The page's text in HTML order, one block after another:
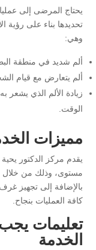
يحتاج المرضى إلى
تحديدها بناء على رؤية
وهي:
ألم شديد في منطقة
ألم يتعارض مع قيام
زيادة الألم الذي
الوقت.
مميزات
يقدم مركز الدكتور
مستوى، وذلك من خلال
بالإضافة إلى تجهيز
كافة العمليات بنجاح.
تعليمات يجب
الخدمة